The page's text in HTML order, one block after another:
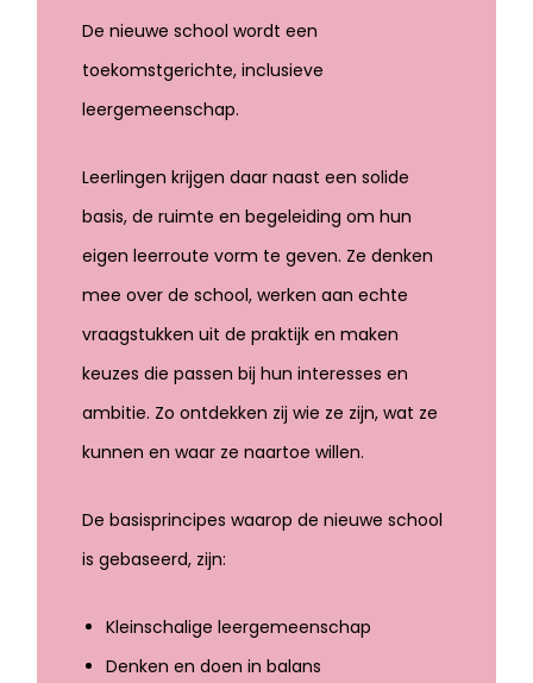
De nieuwe school wordt een
toekomstgerichte, inclusieve
leergemeenschap.
Leerlingen krijgen daar naast een solide
basis, de ruimte en begeleiding om hun
eigen leerroute vorm te geven. Ze denken
mee over de school, werken aan echte
vraagstukken uit de praktijk en maken
keuzes die passen bij hun interesses en
ambitie. Zo ontdekken zij wie ze zijn, wat ze
kunnen en waar ze naartoe willen.
De basisprincipes waarop de nieuwe school
is gebaseerd, zijn:
Kleinschalige leergemeenschap
Denken en doen in balans